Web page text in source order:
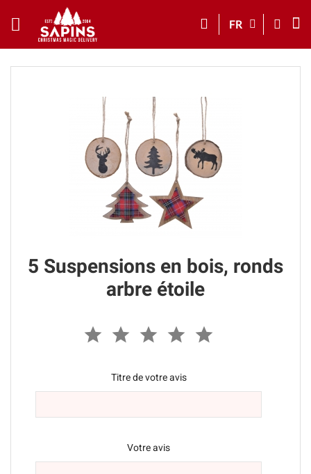
FR
5 Suspensions en bois, ronds
arbre étoile
Titre de votre avis
Votre avis